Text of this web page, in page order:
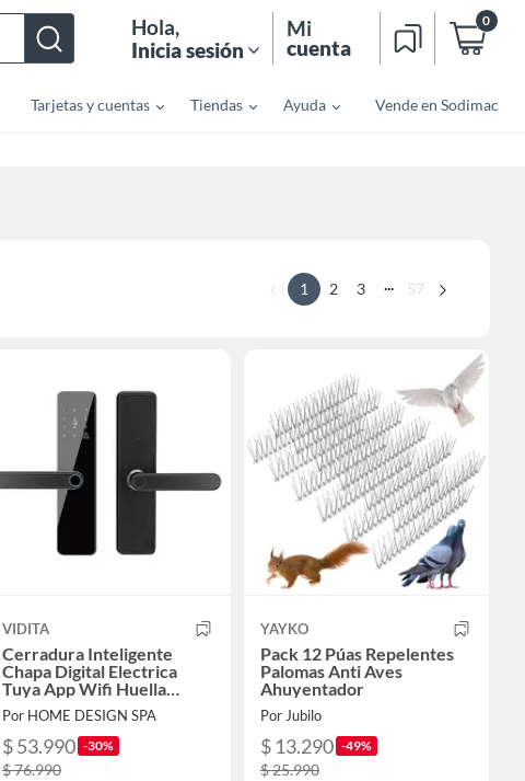
Hola,
Inicia sesión
Mi
cuenta
0
Tarjetas y cuentas Tiendas Ayuda Vende en Sodimac
1 2 3 ... 57
VIDITA
Cerradura Inteligente
Chapa Digital Electrica
Tuya App Wifi Huella
Hogar
Por HOME DESIGN SPA
$ 53.990 -30%
$ 76.990
YAYKO
Pack 12 Púas Repelentes
Palomas Anti Aves
Ahuyentador
Por Jubilo
$ 13.290 -49%
$ 25.990